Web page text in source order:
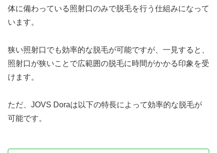
体に備わっている照射口のみで脱毛を行う仕組みになって
います。
狭い照射口でも効率的な脱毛が可能ですが、一見すると、
照射口が狭いことで広範囲の脱毛に時間がかかる印象を受
けます。
ただ、JOVS Doraは以下の特長によって効率的な脱毛が
可能です。